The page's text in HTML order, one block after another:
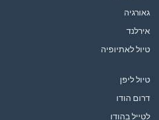
גאורגיה
אירלנד
טיול לאתיופיה
טיול ליפן
דרום הודו
לטייל בהודו